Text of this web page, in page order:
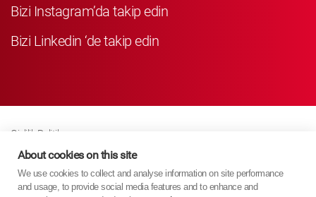
Bizi Instagram’da takip edin
Bizi Linkedin ‘de takip edin
Gizlilik Politikası
Business Partner Privacy
Çerez Poli̇ti̇kasi
Modern Slavery Act Policy
About cookies on this site
We use cookies to collect and analyse information on site performance
and usage, to provide social media features and to enhance and